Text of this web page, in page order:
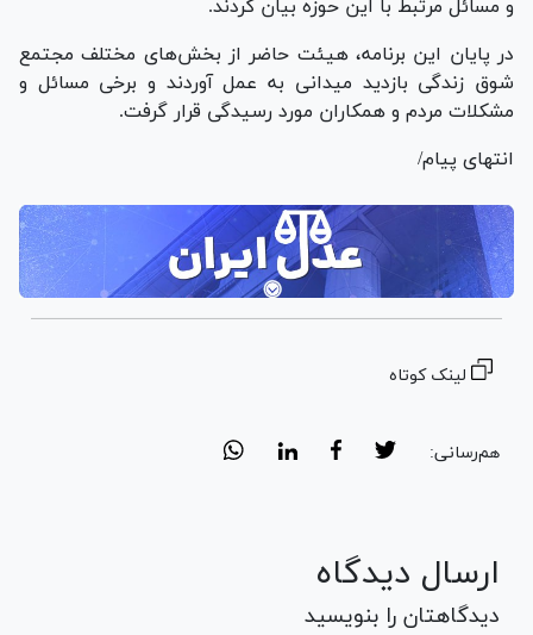
و مسائل مرتبط با این حوزه بیان کردند.
در پایان این برنامه، هیئت حاضر از بخش‌های مختلف مجتمع
شوق زندگی بازدید میدانی به عمل آوردند و برخی مسائل و
مشکلات مردم و همکاران مورد رسیدگی قرار گرفت.
انتهای پیام/
لینک کوتاه
هم‌رسانی:
ارسال دیدگاه
دیدگاهتان را بنویسید